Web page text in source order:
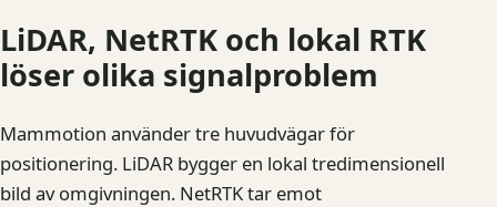
LiDAR, NetRTK och lokal RTK
löser olika signalproblem
Mammotion använder tre huvudvägar för
positionering. LiDAR bygger en lokal tredimensionell
bild av omgivningen. NetRTK tar emot